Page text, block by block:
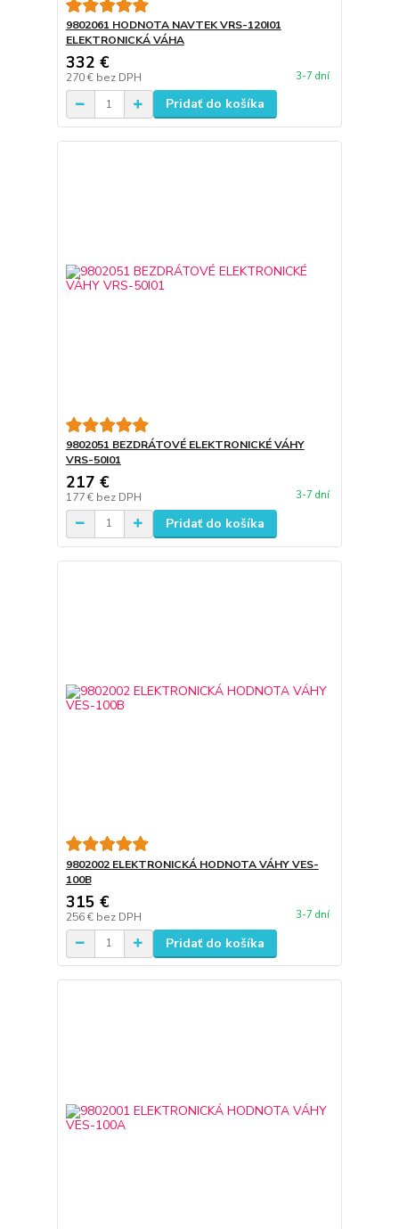
9802061 HODNOTA NAVTEK VRS-120I01
ELEKTRONICKÁ VÁHA
332 €
270 € bez DPH 3-7 dní
Pridať do košíka
9802051 BEZDRÁTOVÉ ELEKTRONICKÉ VÁHY
VRS-50I01
217 €
177 € bez DPH 3-7 dní
Pridať do košíka
9802002 ELEKTRONICKÁ HODNOTA VÁHY VES-
100B
315 €
256 € bez DPH 3-7 dní
Pridať do košíka